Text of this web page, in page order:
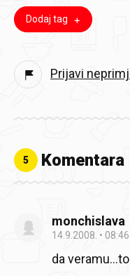
Dodaj tag
Prijavi
5 Komentara
monchislava
14.9.2008. 08:46
da